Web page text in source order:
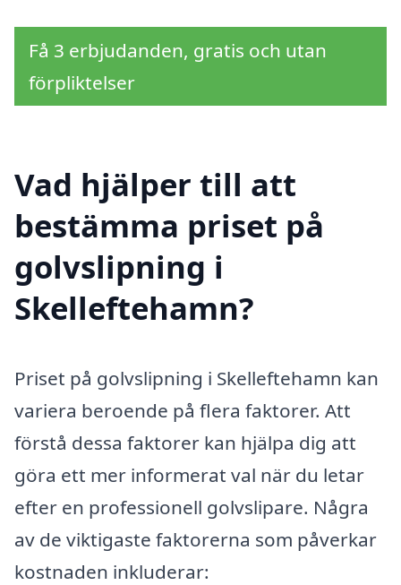
Få 3 erbjudanden, gratis och utan
förpliktelser
Vad hjälper till att
bestämma priset på
golvslipning i
Skelleftehamn?
Priset på golvslipning i Skelleftehamn kan
variera beroende på flera faktorer. Att
förstå dessa faktorer kan hjälpa dig att
göra ett mer informerat val när du letar
efter en professionell golvslipare. Några
av de viktigaste faktorerna som påverkar
kostnaden inkluderar: